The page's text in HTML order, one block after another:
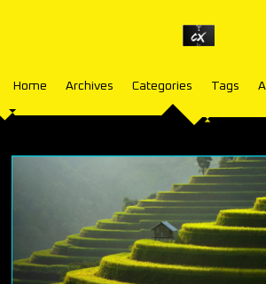
Home Archives Categories Tags